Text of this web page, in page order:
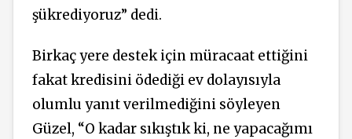
şükrediyoruz” dedi.
Birkaç yere destek için müracaat ettiğini
fakat kredisini ödediği ev dolayısıyla
olumlu yanıt verilmediğini söyleyen
Güzel, “O kadar sıkıştık ki, ne yapacağımı